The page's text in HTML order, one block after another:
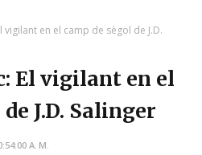
vigilant en el camp de sègol de J.D.
El vigilant en el
J.D. Salinger
A. M.